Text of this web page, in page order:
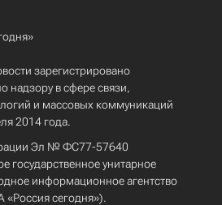
зарегистрировано
надзору в сфере связи,
и массовых коммуникаций
2014 года.
Эл № ФС77-57640
государственное унитарное
информационное агентство
сегодня»).